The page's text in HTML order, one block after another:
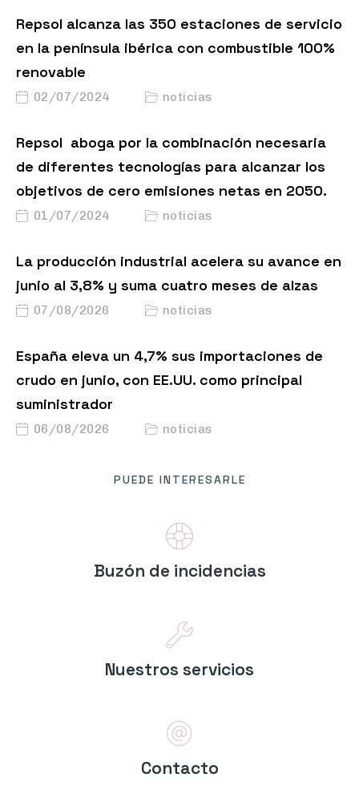
Repsol alcanza las 350 estaciones de servicio
en la península ibérica con combustible 100%
renovable
02/07/2024 noticias
Repsol aboga por la combinación necesaria
de diferentes tecnologías para alcanzar los
objetivos de cero emisiones netas en 2050.
01/07/2024 noticias
La producción industrial acelera su avance en
junio al 3,8% y suma cuatro meses de alzas
07/08/2026 noticias
España eleva un 4,7% sus importaciones de
crudo en junio, con EE.UU. como principal
suministrador
06/08/2026 noticias
PUEDE INTERESARLE
Buzón de incidencias
Nuestros servicios
Contacto